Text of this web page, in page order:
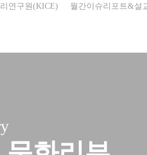
연구원(KICE) 월간이슈리포트&설